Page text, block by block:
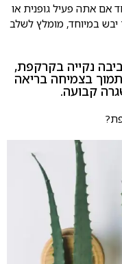
אם אתה פעיל גופנית או
במיוחד, מומלץ לשלב
נקייה בקרקפת,
בצמיחה בריאה
קבועה.